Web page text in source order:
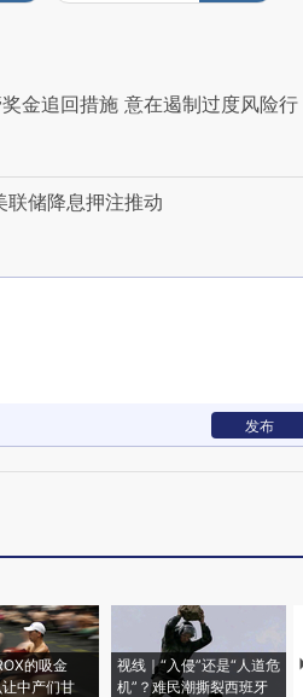
金追回措施 意在遏制过度风险行
储降息押注推动
发布
的吸金
中产们甘
视线｜“入侵”还是“人道危
机”？难民潮撕裂西班牙